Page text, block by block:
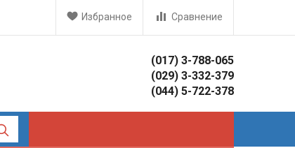
Сравнение
Избранное
(017) 3-788-065
(029) 3-332-379
(044) 5-722-378